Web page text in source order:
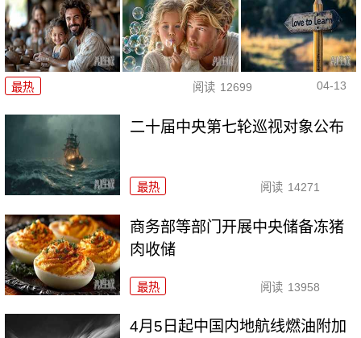
最热 阅读 12699 04-13
二十届中央第七轮巡视对象公布
最热 阅读 14271
商务部等部门开展中央储备冻猪
肉收储
最热 阅读 13958
4月5日起中国内地航线燃油附加